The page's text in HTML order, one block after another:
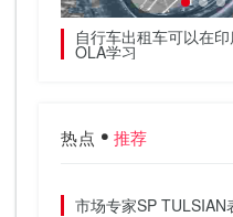
自行车出租车可以在
OLA学习
热点 推荐
市场专家SP TULSIAN